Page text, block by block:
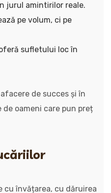
jurul amintirilor reale.
pe volum, ci pe
sufletului loc în
de succes și în
oameni care pun preț
cu învățarea, cu dăruirea